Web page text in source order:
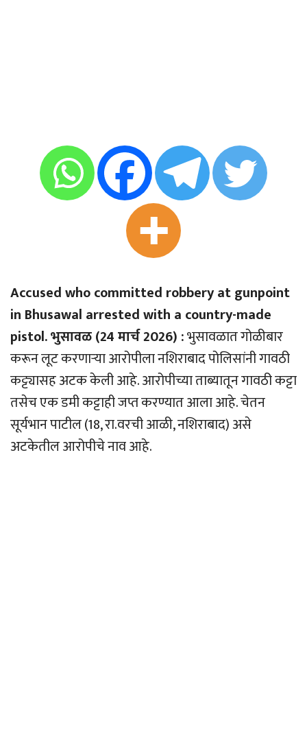
Accused who committed robbery at gunpoint
in Bhusawal arrested with a country-made
pistol. भुसावळ (24 मार्च 2026) :भुसावळात गोळीबार
करून लूट करणार्‍या आरोपीला नशिराबाद पोलिसांनी गावठी
कट्ट्यासह अटक केली आहे. आरोपीच्या ताब्यातून गावठी कट्टा
तसेच एक डमी कट्टाही जप्त करण्यात आला आहे. चेतन
सूर्यभान पाटील (18, रा.वरची आळी, नशिराबाद) असे
अटकेतील आरोपीचे नाव आहे.